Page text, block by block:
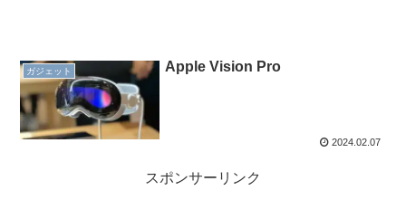
ガジェット Apple Vision Pro
2024.02.07
スポンサーリンク